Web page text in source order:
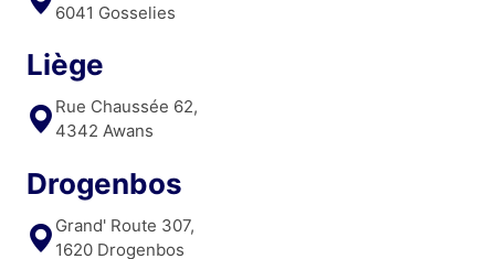
6041 Gosselies
Liège
Rue Chaussée 62,
4342 Awans
Drogenbos
Grand' Route 307,
1620 Drogenbos